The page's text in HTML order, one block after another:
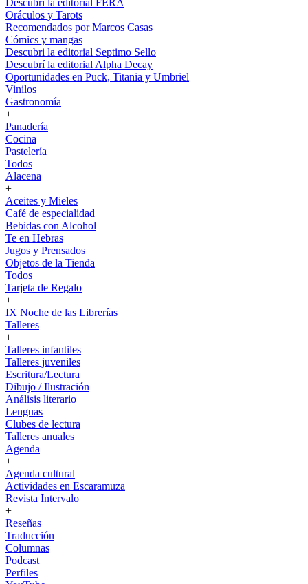
Descubrí la editorial FERA
Oráculos y Tarots
Recomendados por Marcos Casas
Cómics y mangas
Descubri la editorial Septimo Sello
Descubrí la editorial Alpha Decay
Oportunidades en Puck, Titania y Umbriel
Vinilos
Gastronomía
+
Panadería
Cocina
Pastelería
Todos
Alacena
+
Aceites y Mieles
Café de especialidad
Bebidas con Alcohol
Te en Hebras
Jugos y Prensados
Objetos de la Tienda
Todos
Tarjeta de Regalo
+
IX Noche de las Librerías
Talleres
+
Talleres infantiles
Talleres juveniles
Escritura/Lectura
Dibujo / Ilustración
Análisis literario
Lenguas
Clubes de lectura
Talleres anuales
Agenda
+
Agenda cultural
Actividades en Escaramuza
Revista Intervalo
+
Reseñas
Traducción
Columnas
Podcast
Perfiles